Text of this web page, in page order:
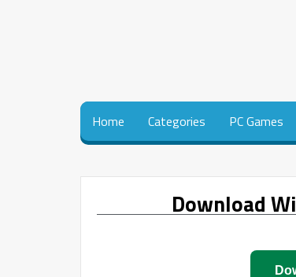
Home Categories PC Games
Download